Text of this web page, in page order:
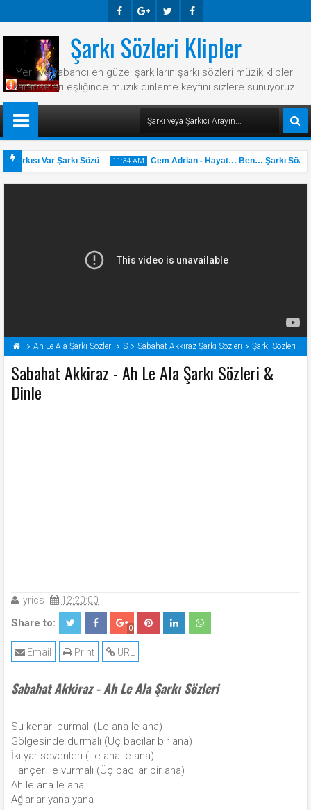
Ook E-
Plus
R Ook
Şarkı Sözleri Klipler
Yerli ve yabancı en güzel şarkıların şarkı sözleri müzik klipleri
karaokeleri eşliğinde müzik dinleme keyfini sizlere sunuyoruz.
Var Şarkı Sözü 11:34 AM
31 May
2025
Cem Adrian - Hayat… Ben… Şarkı Sözü
Ah Le Ala Şarkı Sözleri S Sabahat Akkiraz Şarkı Sözleri Şarkı Sözleri
Sabahat Akkiraz - Ah Le Ala Şarkı Sözleri &
Dinle
lyrics 12:20:00
Share to: 0
URL
Print
Email
Sabahat Akkiraz - Ah Le Ala Şarkı Sözleri
Su kenarı burmalı (Le ana le ana)
Gölgesinde durmalı (Üç bacılar bir ana)
İki yar sevenleri (Le ana le ana)
Hançer ile vurmalı (Üç bacılar bir ana)
Ah le ana le ana
Ağlarlar yana yana